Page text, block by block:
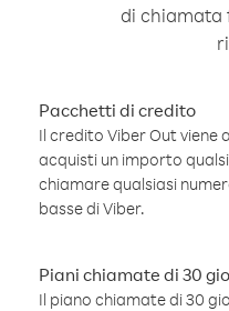
di chiamata
Pacchetti di credito
Il credito Viber Out viene
acquisti un importo
chiamare qualsiasi
basse di Viber.
Piani chiamate di 30
Il piano chiamate di 30